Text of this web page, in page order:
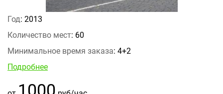
Год: 2013
Количество мест: 60
Минимальное время заказа: 4+2
Подробнее